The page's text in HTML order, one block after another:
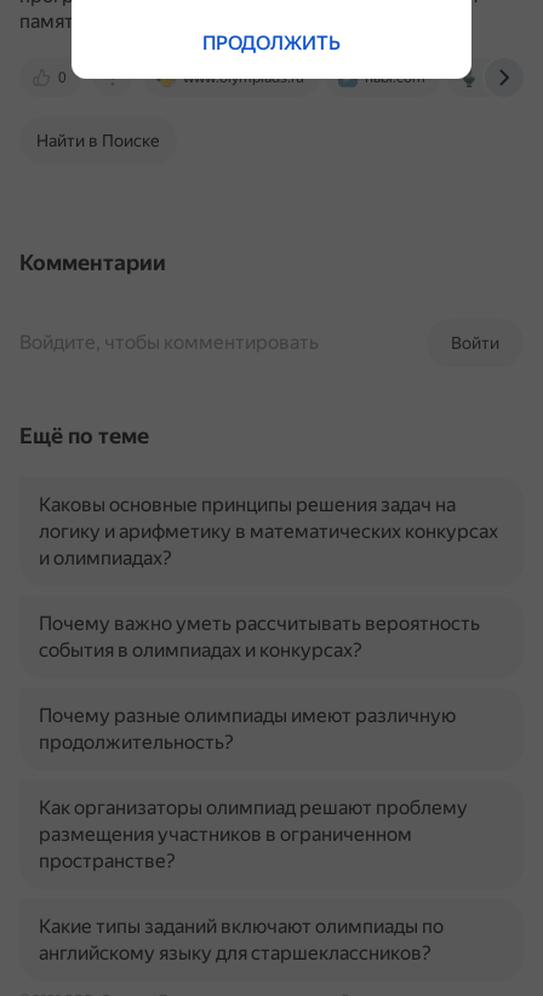
памяти.
0 www.olympiads.ru habr.com
Найти в Поиске
Комментарии
Войти
Войдите, чтобы комментировать
Ещё по теме
Каковы основные принципы решения задач на
логику и арифметику в математических конкурсах
и олимпиадах?
Почему важно уметь рассчитывать вероятность
события в олимпиадах и конкурсах?
Почему разные олимпиады имеют различную
продолжительность?
Как организаторы олимпиад решают проблему
размещения участников в ограниченном
пространстве?
Какие типы заданий включают олимпиады по
английскому языку для старшеклассников?
ПРОДОЛЖИТЬ